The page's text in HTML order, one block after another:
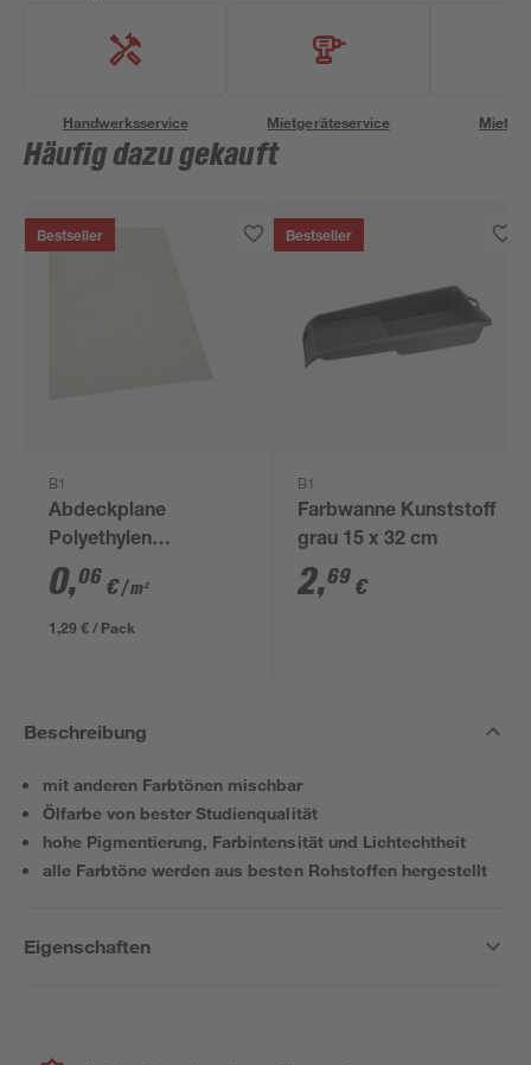
Handwerksservice Mietgeräteservice
Häufig dazu gekauft
Bestseller
B1
Abdeckplane
Polyethylen
transparent 4 x 5 m
0,06 €/ m²
1,29 € / Pack
Bestseller
B1
Farbwanne Kunststoff
grau 15 x 32 cm
2,69 €
Beschreibung
mit anderen Farbtönen mischbar
Ölfarbe von bester Studienqualität
hohe Pigmentierung, Farbintensität und Lichtechtheit
alle Farbtöne werden aus besten Rohstoffen hergestellt
Eigenschaften